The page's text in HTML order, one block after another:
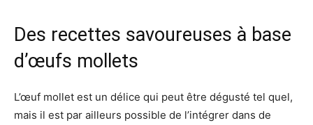
Des recettes savoureuses à base
d’œufs mollets
L’œuf mollet est un délice qui peut être dégusté tel quel,
mais il est par ailleurs possible de l’intégrer dans de